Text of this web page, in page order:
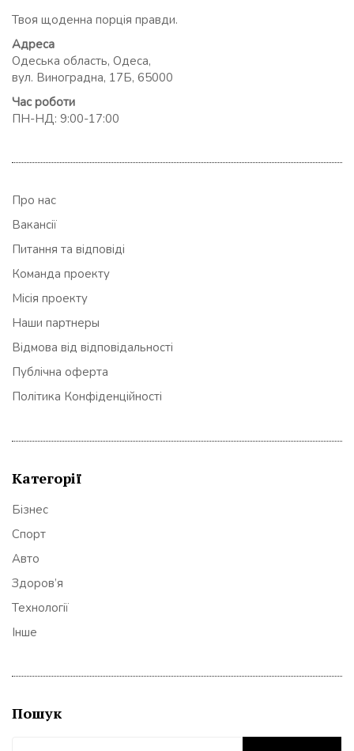
Твоя щоденна порція правди.
Адреса
Одеська область, Одеса,
вул. Виноградна, 17Б, 65000
Час роботи
ПН-НД: 9:00-17:00
Про нас
Вакансії
Питання та відповіді
Команда проекту
Місія проекту
Наши партнеры
Відмова від відповідальності
Публічна оферта
Політика Конфіденційності
Категорії
Бізнес
Спорт
Авто
Здоров’я
Технології
Інше
Пошук